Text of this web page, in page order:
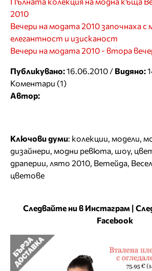
2010
Вечери на модата 2010 започнаха с
елегантност и изисканост
Вечери на модата 2010 - втора
Публикувано:16.06.2010 / Видяно:
Коментари (1)
Автор:
Ключови думи: колекции, модели,
дизайнери, модни ревюта, шоу,
драперии, лято 2010, Ветейда,
цветове
Следвайте ни в Инстаграм |
Facebook